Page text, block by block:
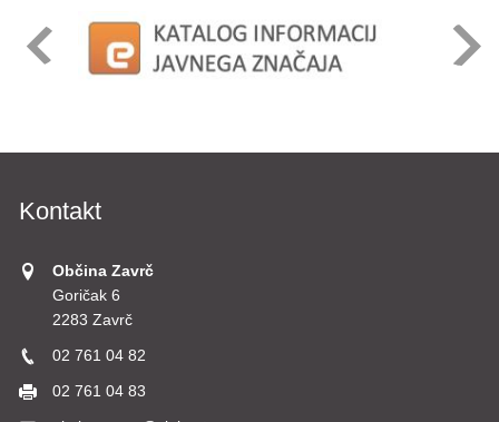
Kontakt
Občina Zavrč
Goričak 6
2283 Zavrč
02 761 04 82
02 761 04 83